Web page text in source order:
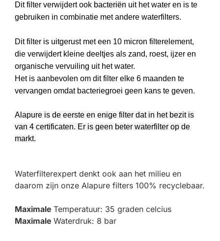
Dit filter verwijdert ook bacteriën uit het water en is te
gebruiken in combinatie met andere waterfilters.
Dit filter is uitgerust met een 10 micron filterelement,
die verwijdert kleine deeltjes als zand, roest, ijzer en
organische vervuiling uit het water.
Het is aanbevolen om dit filter elke 6 maanden te
vervangen omdat bacteriegroei geen kans te geven.
Alapure is de eerste en enige filter dat in het bezit is
van 4 certificaten. Er is geen beter waterfilter op de
markt.
Waterfilterexpert denkt ook aan het milieu en
daarom zijn onze Alapure filters 100% recyclebaar.
Maximale Temperatuur: 35 graden celcius
Maximale Waterdruk: 8 bar